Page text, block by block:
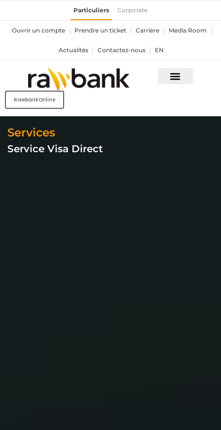
contenu
Particuliers Corporate
Ouvrir un compte Prendre un ticket Carrière Media Room
Actualités Contactez-nous EN
RawbankOnline
Services
Service Visa Direct